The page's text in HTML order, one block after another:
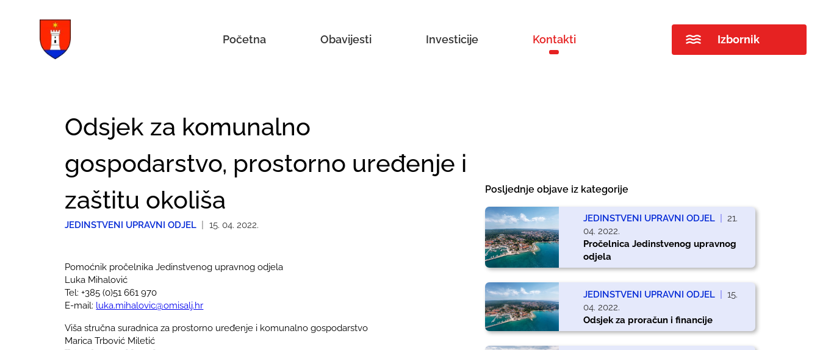
Početna Obavijesti Investicije Kontakti Izbornik
Odsjek za komunalno
gospodarstvo, prostorno uređenje i
zaštitu okoliša
JEDINSTVENI UPRAVNI ODJEL 15. 04. 2022.
Pomoćnik pročelnika Jedinstvenog upravnog odjela
Luka Mihalović
Tel: +385 (0)51 661 970
E-mail: luka.mihalovic@omisalj.hr
Viša stručna suradnica za prostorno uređenje i komunalno gospodarstvo
Marica Trbović Miletić
Posljednje objave iz kategorije
JEDINSTVENI UPRAVNI ODJEL
21.
04. 2022.
Pročelnica Jedinstvenog upravnog
odjela
JEDINSTVENI UPRAVNI ODJEL
15.
04. 2022.
Odsjek za proračun i financije